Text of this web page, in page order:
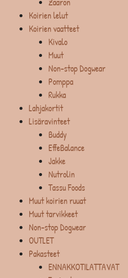
Koirien lelut
Koirien vaatteet
Kivalo
Muut
Non-stop Dogwear
Pomppa
Rukka
Lahjakortit
Lisäravinteet
Buddy
EffeBalance
Jakke
Nutrolin
Tassu Foods
Muut koirien ruuat
Muut tarvikkeet
Non-stop Dogwear
OUTLET
Pakasteet
ENNAKKOTILATTAVAT